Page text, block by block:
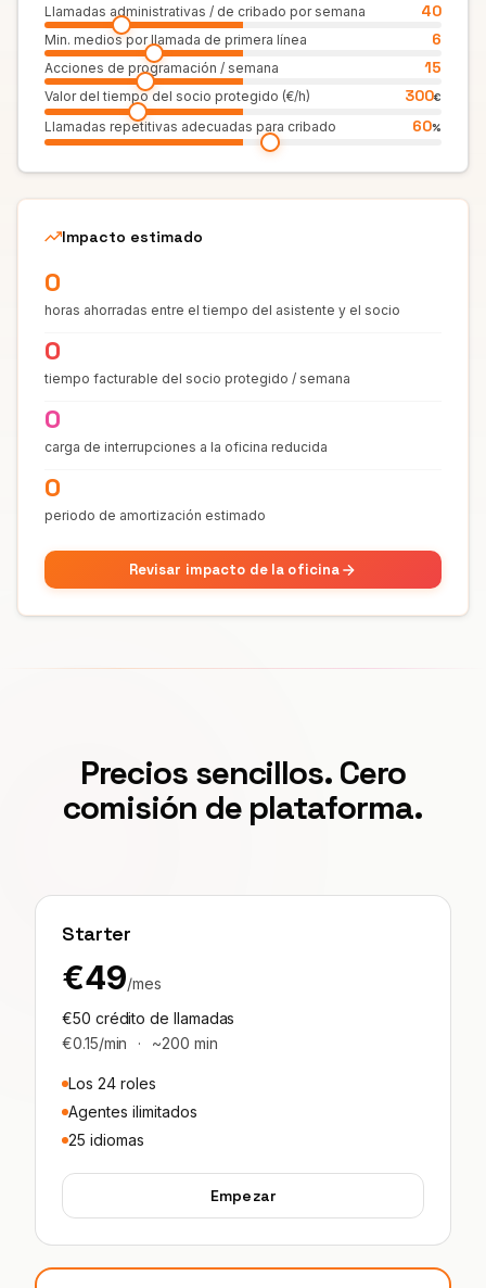
Llamadas administrativas / de cribado por semana 40
Min. medios por llamada de primera línea 6
Acciones de programación / semana 15
Valor del tiempo del socio protegido (€/h) 300€
Llamadas repetitivas adecuadas para cribado 60%
Impacto estimado
0
horas ahorradas entre el tiempo del asistente y el socio
0
tiempo facturable del socio protegido / semana
0
carga de interrupciones a la oficina reducida
0
periodo de amortización estimado
Revisar impacto de la oficina
Precios sencillos. Cero
comisión de plataforma.
Starter
€49/mes
€50 crédito de llamadas
€0.15/min
· ~200 min
Los 24 roles
Agentes ilimitados
25 idiomas
Empezar